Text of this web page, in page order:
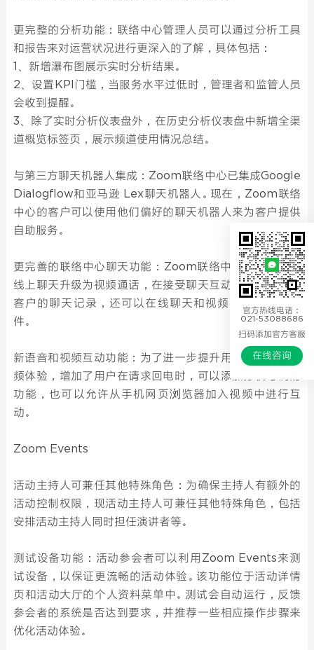
更完整的分析功能：联络中心管理人员可以通过分析工具
和报告来对运营状况进行更深入的了解，具体包括：
1、新增瀑布图展示实时分析结果。
2、设置KPI门槛，当服务水平过低时，管理者和监管人员
会收到提醒。
3、除了实时分析仪表盘外，在历史分析仪表盘中新增全渠
道概览标签页，展示频道使用情况总结。
与第三方聊天机器人集成：Zoom联络中心已集成Google
Dialogflow和亚马逊 Lex聊天机器人。现在，Zoom联络
中心的客户可以使用他们偏好的聊天机器人来为客户提供
自助服务。
更完善的联络中心聊天功能：Zoom联络中心代理可以将
线上聊天升级为视频通话，在接受聊天互动之前先预览与
客户的聊天记录，还可以在线聊天和视频通话中分享文
件。
新语音和视频互动功能：为了进一步提升用户的语音和视
频体验，增加了用户在请求回电时，可以添加分机号码的
功能，也可以允许从手机网页浏览器加入视频中进行互
动。
Zoom Events
活动主持人可兼任其他特殊角色：为确保主持人有额外的
活动控制权限，现活动主持人可兼任其他特殊角色，包括
安排活动主持人同时担任演讲者等。
测试设备功能：活动参会者可以利用Zoom Events来测
试设备，以保证更流畅的活动体验。该功能位于活动详情
页和活动大厅的个人资料菜单中。测试会自动运行，反馈
参会者的系统是否达到要求，并推荐一些相应操作步骤来
优化活动体验。
官方热线电话：
021-53088686
扫码添加官方客服
在线咨询